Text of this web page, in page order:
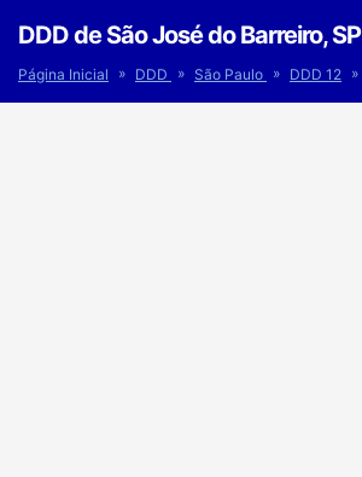
DDD de São José do Barreiro, SP
Página Inicial » DDD » São Paulo » DDD 12 »